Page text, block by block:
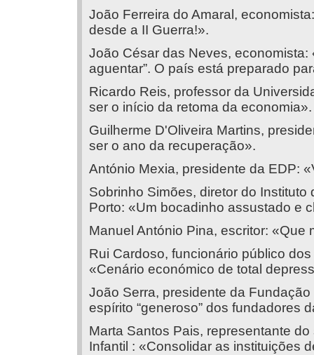
João Ferreira do Amaral,
desde a II Guerra!».
João César das Neves, economista:
aguentar”. O país está preparado
Ricardo Reis, professor da
ser o início da retoma da economia».
Guilherme D'Oliveira Martins,
ser o ano da recuperação».
António Mexia, presidente da EDP:
Sobrinho Simões, diretor do
Porto: «Um bocadinho assustado e
Manuel António Pina, escritor:
Rui Cardoso, funcionário público
«Cenário económico de total
João Serra, presidente da
espírito “generoso” dos fundadores
Marta Santos Pais, representante
Infantil : «Consolidar as instituições